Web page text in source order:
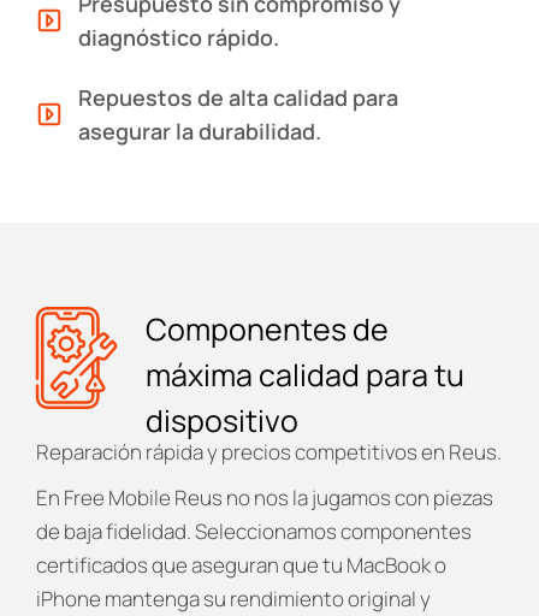
diagnóstico rápido.
Repuestos de alta calidad para
asegurar la durabilidad.
Componentes de
máxima calidad para tu
dispositivo
Reparación rápida y precios competitivos en Reus.
En Free Mobile Reus no nos la jugamos con piezas
de baja fidelidad. Seleccionamos componentes
certificados que aseguran que tu MacBook o
iPhone mantenga su rendimiento original y